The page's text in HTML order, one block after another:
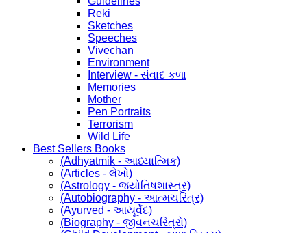
Reki
Sketches
Speeches
Vivechan
Environment
Interview - સંવાદ કળા
Memories
Mother
Pen Portraits
Terrorism
Wild Life
Best Sellers Books
(Adhyatmik - આધ્યાત્મિક)
(Articles - લેખો)
(Astrology - જ્યોતિષશાસ્ત્ર)
(Autobiography - આત્મચરિત્ર)
(Ayurved - આયૂર્વેદ)
(Biography - જીવનચરિત્રો)